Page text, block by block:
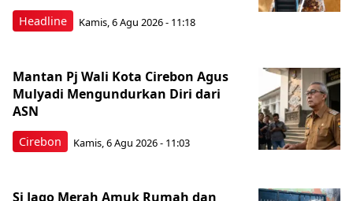
Headline Kamis, 6 Agu 2026 - 11:18
Cirebon
Mantan Pj Wali Kota Cirebon Agus
Mulyadi Mengundurkan Diri dari
ASN
Kamis, 6 Agu 2026 - 11:03
Si Jago Merah Amuk Rumah dan